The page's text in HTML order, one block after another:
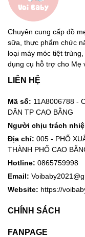
Chuyên cung cấp đồ
sữa, thực phẩm chức
loại máy móc tiệt
dụng cụ hỗ trợ cho Mẹ
LIÊN HỆ
Mã số: 11A8006788 -
DÂN TP CAO BẰNG
Người chịu trách
Địa chỉ: 005 - PHỐ
THÀNH PHỐ CAO
Hotline: 0865759998
Email:
Website: https://
CHÍNH SÁCH
FANPAGE